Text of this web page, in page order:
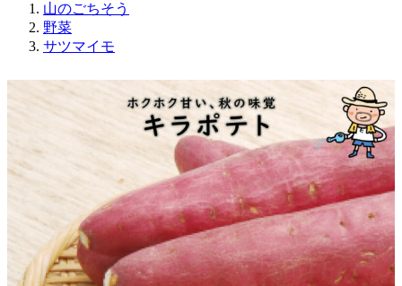
山のごちそう
野菜
サツマイモ